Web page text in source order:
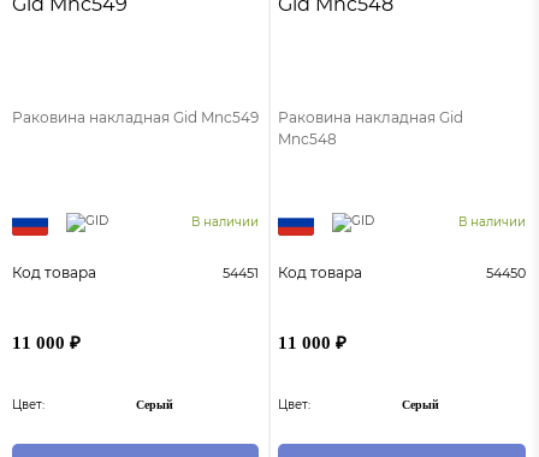
Раковина накладная Gid Mnc549
В наличии
Код товара 54451
11 000 ₽
Цвет: Серый
Раковина накладная Gid
Mnc548
В наличии
Код товара 54450
11 000 ₽
Цвет: Серый